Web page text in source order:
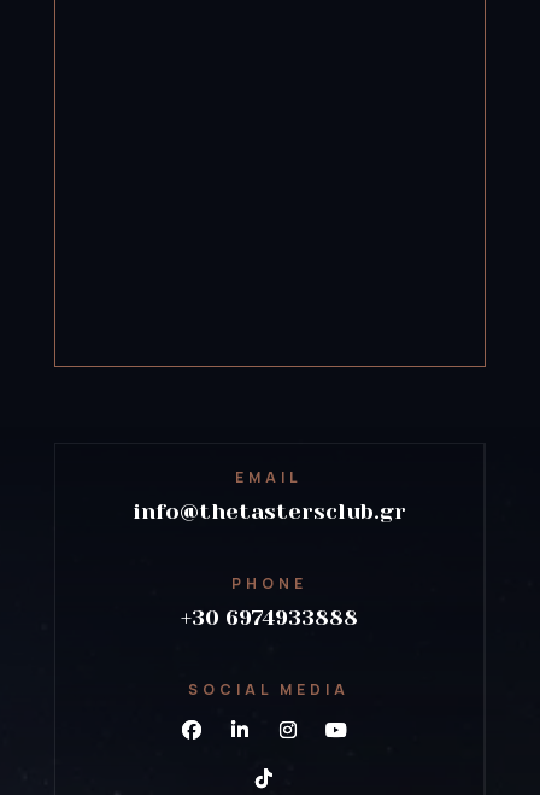
EMAIL
info@thetastersclub.gr
PHONE
+30 6974933888
SOCIAL MEDIA